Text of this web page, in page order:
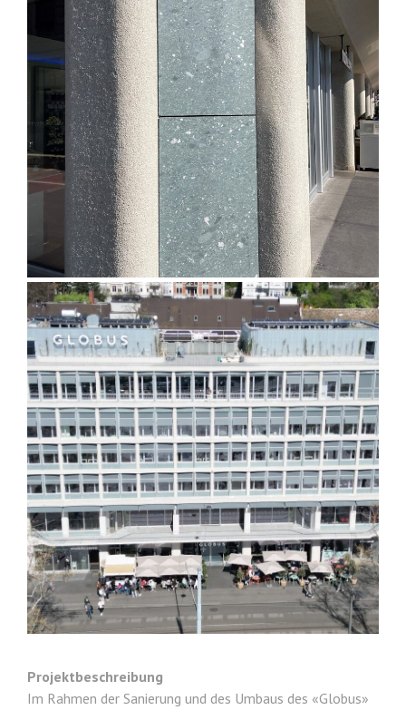
Projektbeschreibung
Im Rahmen der Sanierung und des Umbaus des «Globus»